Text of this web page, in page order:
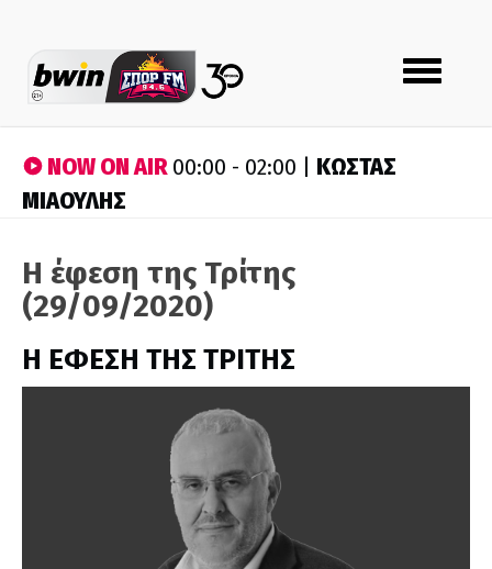
Toggle
navigation
NOW ON AIR00:00 - 02:00 | ΚΩΣΤΑΣ
ΜΙΑΟΥΛΗΣ
Η έφεση της Τρίτης
(29/09/2020)
Η ΕΦΕΣΗ ΤΗΣ ΤΡΙΤΗΣ